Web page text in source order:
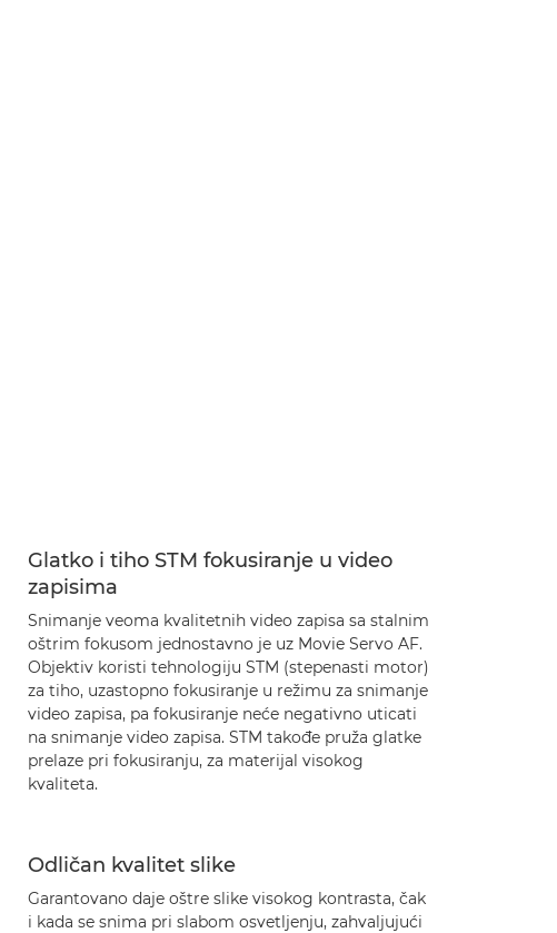
Glatko i tiho STM fokusiranje u video
zapisima
Snimanje veoma kvalitetnih video zapisa sa stalnim
oštrim fokusom jednostavno je uz Movie Servo AF.
Objektiv koristi tehnologiju STM (stepenasti motor)
za tiho, uzastopno fokusiranje u režimu za snimanje
video zapisa, pa fokusiranje neće negativno uticati
na snimanje video zapisa. STM takođe pruža glatke
prelaze pri fokusiranju, za materijal visokog
kvaliteta.
Odličan kvalitet slike
Garantovano daje oštre slike visokog kontrasta, čak
i kada se snima pri slabom osvetljenju, zahvaljujući